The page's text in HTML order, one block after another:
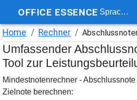
OFFICE ESSENCE Sprache
Home / Rechner /
Umfassender
Tool zur
Mindestnotenrechner -
Zielnote berechnen: